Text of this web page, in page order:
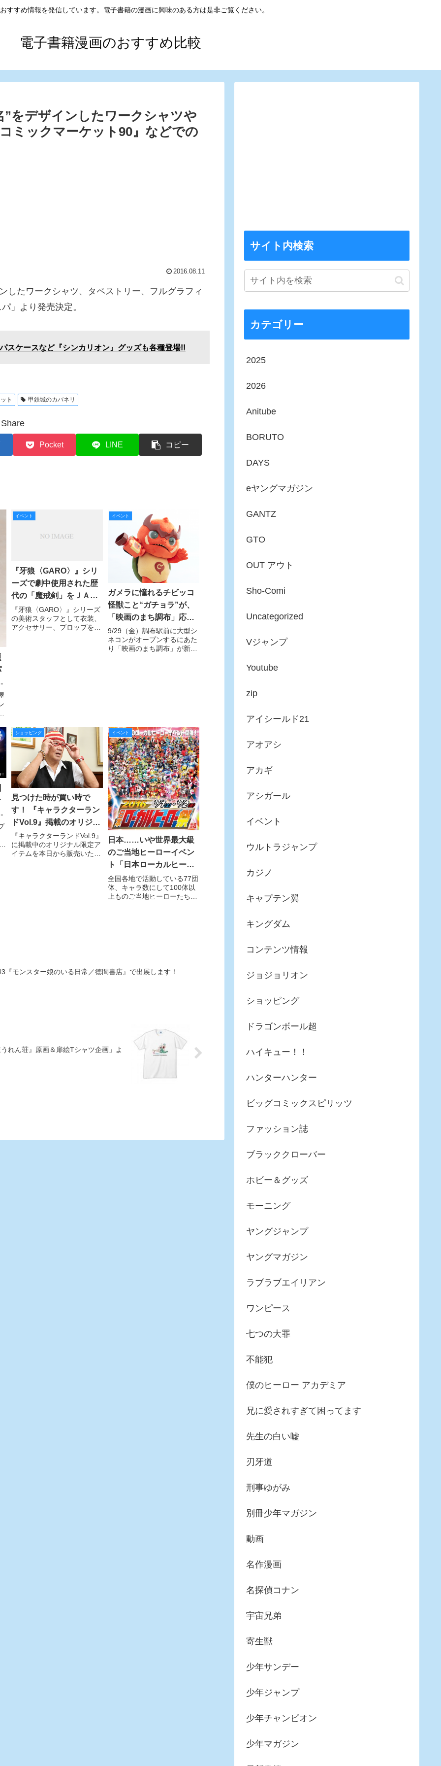
すすめ情報を発信しています。電子書籍の漫画に興味のある方は是非ご覧ください。
電子書籍漫画のおすすめ比較
”をデザインしたワークシャツや
ミックマーケット90』などでの
2016.08.11
したワークシャツ、タペストリー、フルグラフィ
」より発売決定。
スケースなど『シンカリオン』グッズも各種登場!!
ト 甲鉄城のカバネリ
Share
Pocket LINE コピー
イベント
『牙狼〈GARO〉』シリ
ーズで劇中使用された歴
代の「魔戒剣」をＪＡＰ
工房直営店＜GUILD-
UNIT＞で展示中！ 2018
年12月30日（日）まで開
『牙狼〈GARO〉』シリーズ
の美術スタッフとして衣装、
アクセサリー、プロップをデ
イベント
ガメラに憧れるチビッコ
怪獣こと“ガチョラ”が、
「映画のまち調布」応援
キャラクターとしてデビ
ューします！
9/29（金）調布駅前に大型シ
ネコンがオープンするにあた
り「映画のまち調布」が新た
ショッピング
見つけた時が買い時で
す！ 『キャラクターラン
ドVol.9』掲載のオリジナ
ル限定アイテム絶賛販売
中！
『キャラクターランドVol.9』
に掲載中のオリジナル限定ア
イテムを本日から販売いたし
イベント
日本……いや世界最大級
のご当地ヒーローイベン
ト「日本ローカルヒーロ
ー祭」が今年も開催され
るぞ！
全国各地で活動している77団
体、キャラ数にして100体以
上ものご当地ヒーローたちが
『モンスター娘のいる日常／徳間書店』で出展します！
れん荘』原画＆扉絵Tシャツ企画」よ
サイト内検索
カテゴリー
2025
2026
Anitube
BORUTO
DAYS
eヤングマガジン
GANTZ
GTO
OUT アウト
Sho-Comi
Uncategorized
Vジャンプ
Youtube
zip
アイシールド21
アオアシ
アカギ
アシガール
イベント
ウルトラジャンプ
カジノ
キャプテン翼
キングダム
コンテンツ情報
ジョジョリオン
ショッピング
ドラゴンボール超
ハイキュー！！
ハンターハンター
ビッグコミックスピリッツ
ファッション誌
ブラッククローバー
ホビー＆グッズ
モーニング
ヤングジャンプ
ヤングマガジン
ラブラブエイリアン
ワンピース
七つの大罪
不能犯
僕のヒーロー アカデミア
兄に愛されすぎて困ってます
先生の白い嘘
刃牙道
刑事ゆがみ
別冊少年マガジン
動画
名作漫画
名探偵コナン
宇宙兄弟
寄生獣
少年サンデー
少年ジャンプ
少年チャンピオン
少年マガジン